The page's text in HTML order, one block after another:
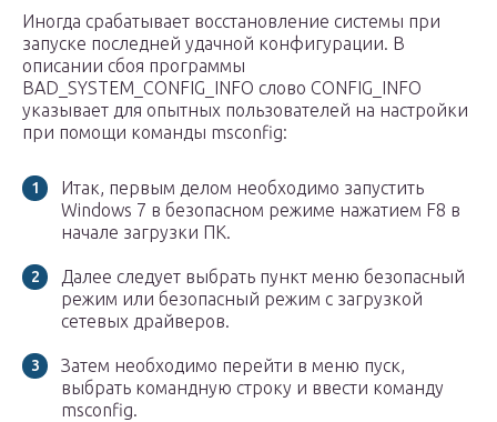
Иногда срабатывает восстановление системы при
запуске последней удачной конфигурации. В
описании сбоя программы
BAD_SYSTEM_CONFIG_INFO слово CONFIG_INFO
указывает для опытных пользователей на настройки
при помощи команды msconfig:
Итак, первым делом необходимо запустить
Windows 7 в безопасном режиме нажатием F8 в
начале загрузки ПК.
Далее следует выбрать пункт меню безопасный
режим или безопасный режим с загрузкой
сетевых драйверов.
Затем необходимо перейти в меню пуск,
выбрать командную строку и ввести команду
msconfig.